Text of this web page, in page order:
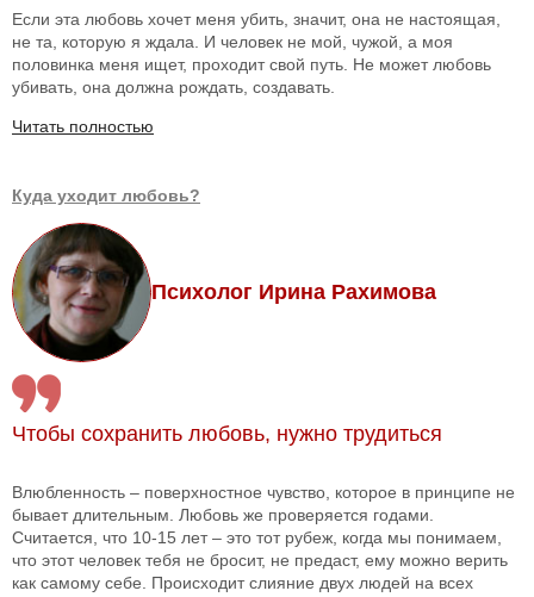
Если эта любовь хочет меня убить, значит, она не настоящая,
не та, которую я ждала. И человек не мой, чужой, а моя
половинка меня ищет, проходит свой путь. Не может любовь
убивать, она должна рождать, создавать.
Читать полностью
Куда уходит любовь?
Психолог Ирина Рахимова
Чтобы сохранить любовь, нужно трудиться
Влюбленность – поверхностное чувство, которое в принципе не
бывает длительным. Любовь же проверяется годами.
Считается, что 10-15 лет – это тот рубеж, когда мы понимаем,
что этот человек тебя не бросит, не предаст, ему можно верить
как самому себе. Происходит слияние двух людей на всех